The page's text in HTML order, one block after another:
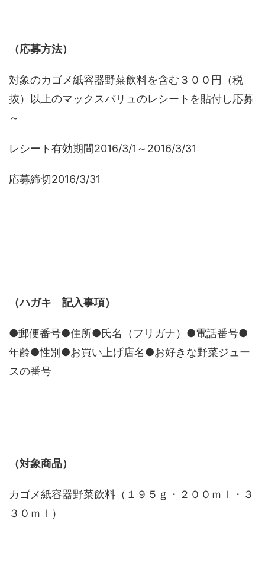
（応募方法）
対象のカゴメ紙容器野菜飲料を含む３００円（税
抜）以上のマックスバリュのレシートを貼付し応募
～
レシート有効期間2016/3/1～2016/3/31
応募締切2016/3/31
（ハガキ 記入事項）
●郵便番号●住所●氏名（フリガナ）●電話番号●
年齢●性別●お買い上げ店名●お好きな野菜ジュー
スの番号
（対象商品）
カゴメ紙容器野菜飲料（１９５ｇ・２００ｍｌ・３
３０ｍｌ）